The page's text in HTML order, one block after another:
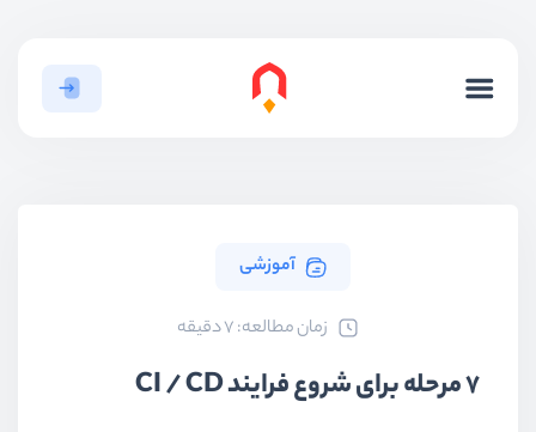
آموزشی
ﺯﻣﺎﻥ ﻣﻄﺎﻟﻌﻪ: 7 دقیقه
7 مرحله برای شروع فرایند CI / CD